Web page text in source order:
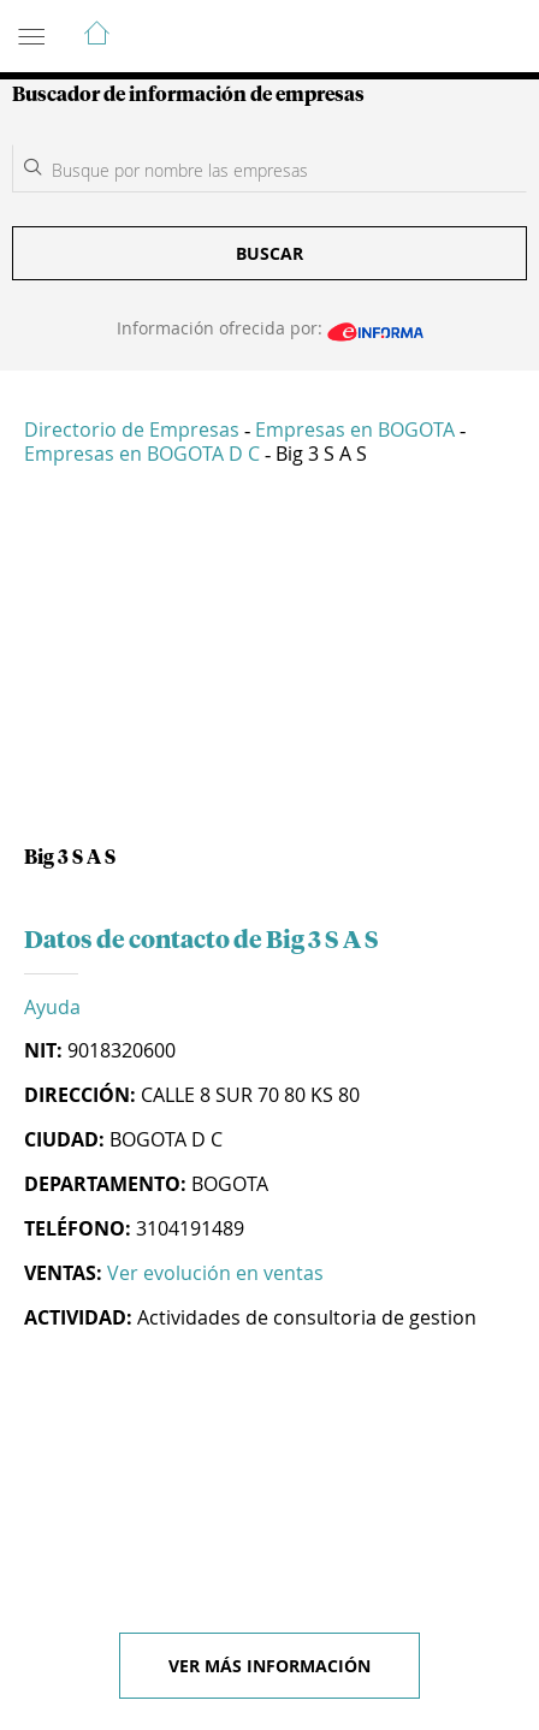
Guía de Empresas Colombianas
Buscador de información de empresas
BUSCAR
Información ofrecida por:
Directorio de Empresas - Empresas en BOGOTA -
Empresas en BOGOTA D C - Big 3 S A S
Big 3 S A S
Datos de contacto de Big 3 S A S
Ayuda
NIT: 9018320600
DIRECCIÓN: CALLE 8 SUR 70 80 KS 80
CIUDAD: BOGOTA D C
DEPARTAMENTO: BOGOTA
TELÉFONO: 3104191489
VENTAS: Ver evolución en ventas
ACTIVIDAD: Actividades de consultoria de gestion
VER MÁS INFORMACIÓN